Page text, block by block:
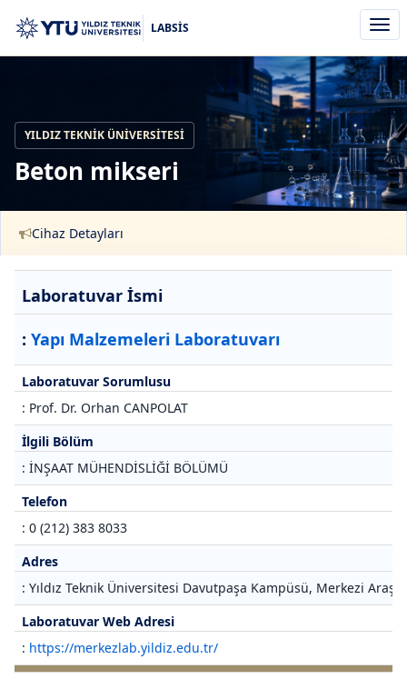
aç/
LABSİS
YILDIZ TEKNIK ÜNIVERSITESI
Beton mikseri
Cihaz Detayları
Laboratuvar İsmi
: Yapı Malzemeleri Laboratuvarı
Laboratuvar Sorumlusu
: Prof. Dr. Orhan CANPOLAT
İlgili Bölüm
: İNŞAAT MÜHENDİSLİĞİ BÖLÜMÜ
Telefon
: 0 (212) 383 8033
Adres
: Yıldız Teknik Üniversitesi Davutpaşa Kampüsü, Merkezi
Laboratuvar Web Adresi
: https://merkezlab.yildiz.edu.tr/